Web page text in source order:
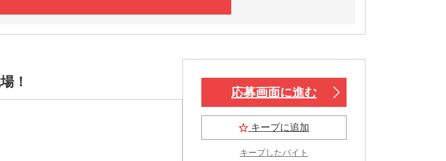
！
応募画面に進む
キープに追加
キープしたバイト